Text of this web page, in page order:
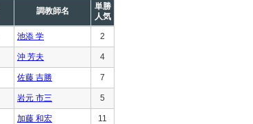
調教師名
単勝
人気
池添 学 2
沖 芳夫 4
佐藤 吉勝 7
岩元 市三 5
加藤 和宏 11